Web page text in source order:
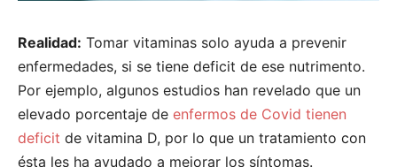
Realidad: Tomar vitaminas solo ayuda a prevenir
enfermedades, si se tiene deficit de ese nutrimento.
Por ejemplo, algunos estudios han revelado que un
elevado porcentaje de enfermos de Covid tienen
deficit de vitamina D, por lo que un tratamiento con
ésta les ha ayudado a mejorar los síntomas.